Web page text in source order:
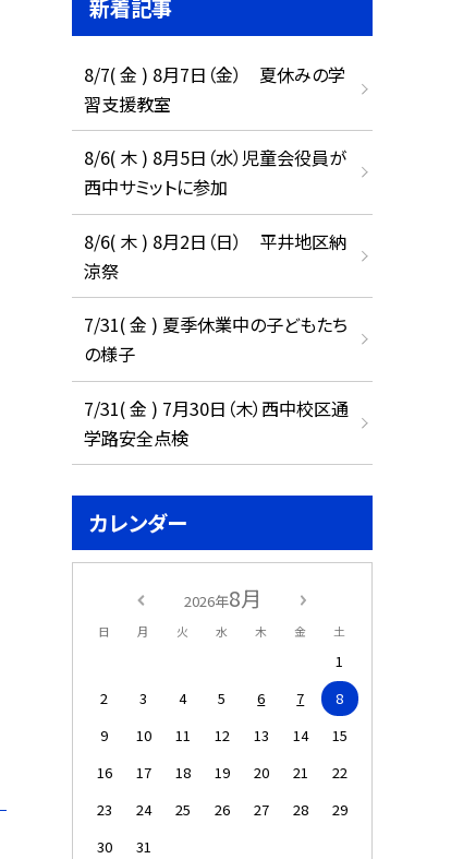
新着記事
8/7( 金 ) 8月7日（金） 夏休みの学
習支援教室
8/6( 木 ) 8月5日（水）児童会役員が
西中サミットに参加
8/6( 木 ) 8月2日（日） 平井地区納
涼祭
7/31( 金 ) 夏季休業中の子どもたち
の様子
7/31( 金 ) 7月30日（木）西中校区通
学路安全点検
カレンダー
2026年8月
日 月 火 水 木 金 土
1
2
3 4 5 6 7
8
9
10 11 12 13 14
15
16
17 18 19 20 21
22
23
24 25 26 27 28
29
30
31